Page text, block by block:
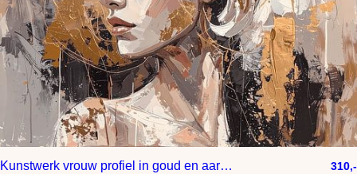
Kunstwerk vrouw profiel in goud en aardse tinten 310,-